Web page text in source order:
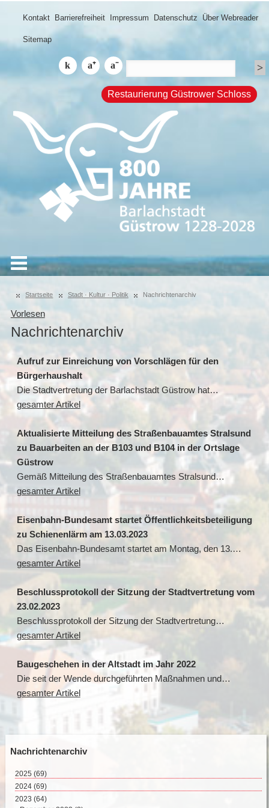
Kontakt Barrierefreiheit Impressum Datenschutz Über Webreader
Sitemap
Restaurierung Güstrower Schloss
Startseite Stadt · Kultur · Politik Nachrichtenarchiv
Vorlesen
Nachrichtenarchiv
Aufruf zur Einreichung von Vorschlägen für den
Bürgerhaushalt
Die Stadtvertretung der Barlachstadt Güstrow hat…
gesamter Artikel
Aktualisierte Mitteilung des Straßenbauamtes Stralsund
zu Bauarbeiten an der B103 und B104 in der Ortslage
Güstrow
Gemäß Mitteilung des Straßenbauamtes Stralsund…
gesamter Artikel
Eisenbahn-Bundesamt startet Öffentlichkeitsbeteiligung
zu Schienenlärm am 13.03.2023
Das Eisenbahn-Bundesamt startet am Montag, den 13.…
gesamter Artikel
Beschlussprotokoll der Sitzung der Stadtvertretung vom
23.02.2023
Beschlussprotokoll der Sitzung der Stadtvertretung…
gesamter Artikel
Baugeschehen in der Altstadt im Jahr 2022
Die seit der Wende durchgeführten Maßnahmen und…
gesamter Artikel
Nachrichtenarchiv
2025 (69)
August 2025 (2)
Juli 2025 (9)
2024 (69)
Dezember 2024 (2)
2023 (64)